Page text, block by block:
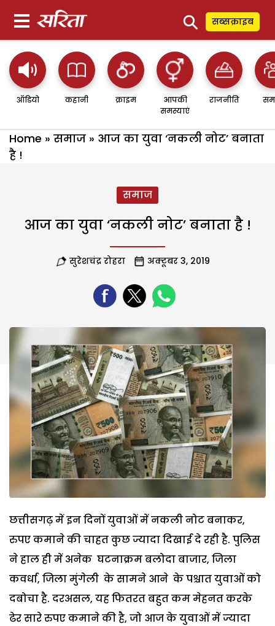
⚲ सब्सक्राइब
ऑडियो कहानी क्राइम
आपकी
समस्याएं
राजनीति
Home » समाज » आज का युवा ‘नकली नोट’ बनाता
है !
समाज
आज का युवा ‘नकली नोट’ बनाता है !
सुरेशचंद्र रोहरा अक्टूबर 3, 2019
छत्तीसगढ़ में इन दिनों युवाओं में नकली नोट बनाकर,
रुपए कमाने की चाहत कुछ ज्यादा दिखाई दे रही है. पुलिस
ने हाल ही में अनेक घटनाक्रम बलोदा बाजार, जिला
कवर्धा, जिला मुंगेली के सामने आने के पश्चात युवाओं को
दबोचा है. दरअसल, यह फितरत बहुत कम मेहनत करके
ढेर सारे रुपए कमाने की है, जो आज के युवाओं में ज्यादा